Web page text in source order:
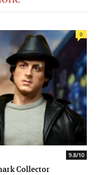
9.8/10
0
Collector